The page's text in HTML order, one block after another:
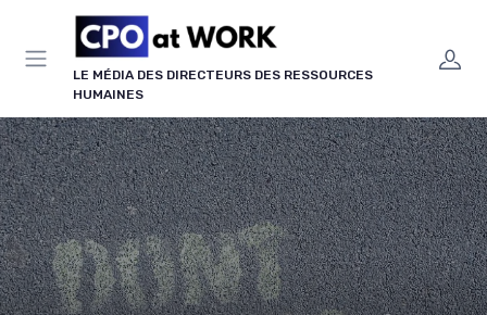
LE MÉDIA DES DIRECTEURS DES RESSOURCES
HUMAINES
Panneau de gestion des cookies